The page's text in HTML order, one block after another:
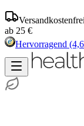
ab 25 €
Hervorragend